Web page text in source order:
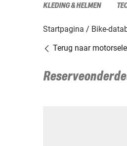
KLEDING & HELMEN
Startpagina Bike-
Terug naar